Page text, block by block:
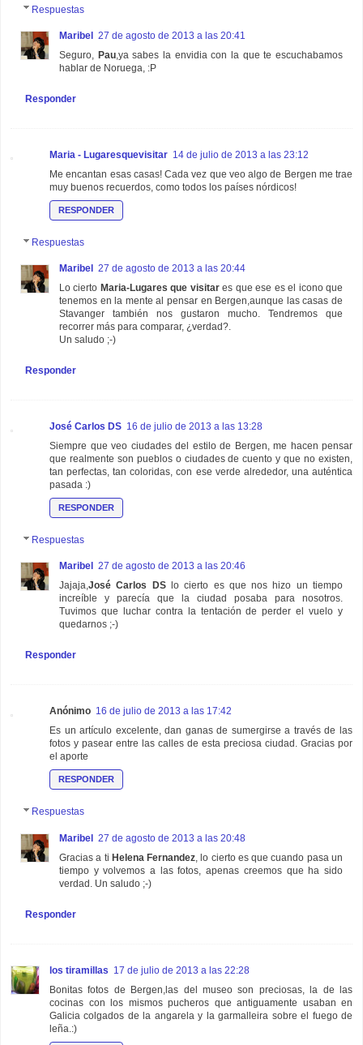
Respuestas
Maribel
27 de agosto de 2013 a las 20:41
Seguro, Pau,ya sabes la envidia con la que te escuchabamos
hablar de Noruega, :P
Responder
Maria - Lugaresquevisitar 14 de julio de 2013 a las 23:12
Me encantan esas casas! Cada vez que veo algo de Bergen me trae
muy buenos recuerdos, como todos los países nórdicos!
RESPONDER
Respuestas
Maribel
27 de agosto de 2013 a las 20:44
Lo cierto Maria-Lugares que visitares que ese es el icono que
tenemos en la mente al pensar en Bergen,aunque las casas de
Stavanger también nos gustaron mucho. Tendremos que
recorrer más para comparar, ¿verdad?.
Un saludo ;-)
Responder
José Carlos DS 16 de julio de 2013 a las 13:28
Siempre que veo ciudades del estilo de Bergen, me hacen pensar
que realmente son pueblos o ciudades de cuento y que no existen,
tan perfectas, tan coloridas, con ese verde alrededor, una auténtica
pasada :)
RESPONDER
Respuestas
Maribel
27 de agosto de 2013 a las 20:46
Jajaja,José Carlos DSlo cierto es que nos hizo un tiempo
increíble y parecía que la ciudad posaba para nosotros.
Tuvimos que luchar contra la tentación de perder el vuelo y
quedarnos ;-)
Responder
Anónimo 16 de julio de 2013 a las 17:42
Es un artículo excelente, dan ganas de sumergirse a través de las
fotos y pasear entre las calles de esta preciosa ciudad. Gracias por
el aporte
RESPONDER
Respuestas
Maribel 27 de agosto de 2013 a las 20:48
Gracias a ti Helena Fernandez , lo cierto es que cuando pasa un
tiempo y volvemos a las fotos, apenas creemos que ha sido
verdad. Un saludo ;-)
Responder
los tiramillas 17 de julio de 2013 a las 22:28
Bonitas fotos de Bergen,las del museo son preciosas, la de las
cocinas con los mismos pucheros que antiguamente usaban en
Galicia colgados de la angarela y la garmalleira sobre el fuego de
leña.:)